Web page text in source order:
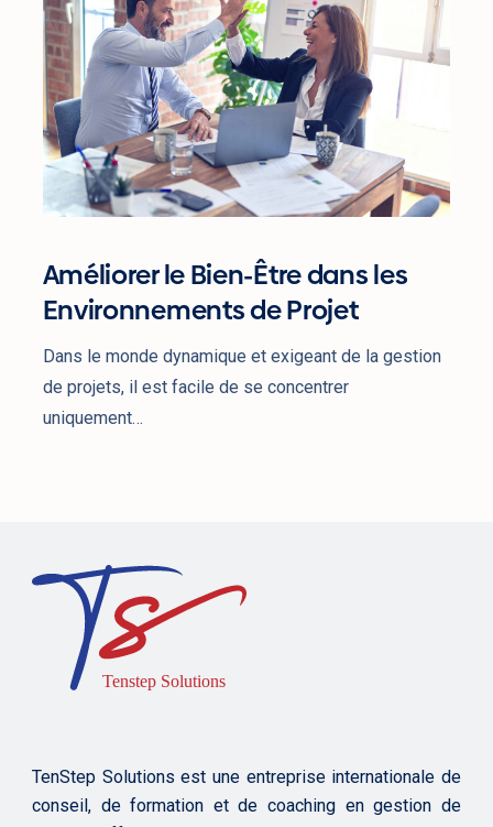
Bien-
Être
dans
les
Environnements
Projet
Améliorer le Bien-Être dans les
Environnements de Projet
Dans le monde dynamique et exigeant de la gestion
de projets, il est facile de se concentrer
uniquement…
TenStep Solutions est une entreprise internationale de
conseil, de formation et de coaching en gestion de